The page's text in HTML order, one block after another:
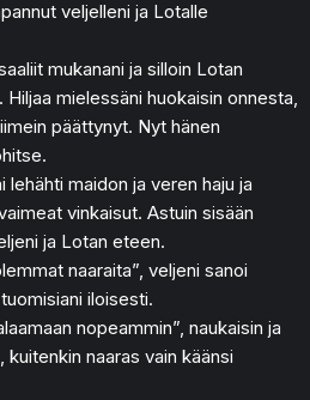
veljelleni ja Lotalle
mukanani ja silloin Lotan
mielessäni huokaisin onnesta,
päättynyt. Nyt hänen
lehähti maidon ja veren haju ja
vinkaisut. Astuin sisään
ja Lotan eteen.
naaraita”, veljeni sanoi
iloisesti.
nopeammin”, naukaisin ja
naaras vain käänsi